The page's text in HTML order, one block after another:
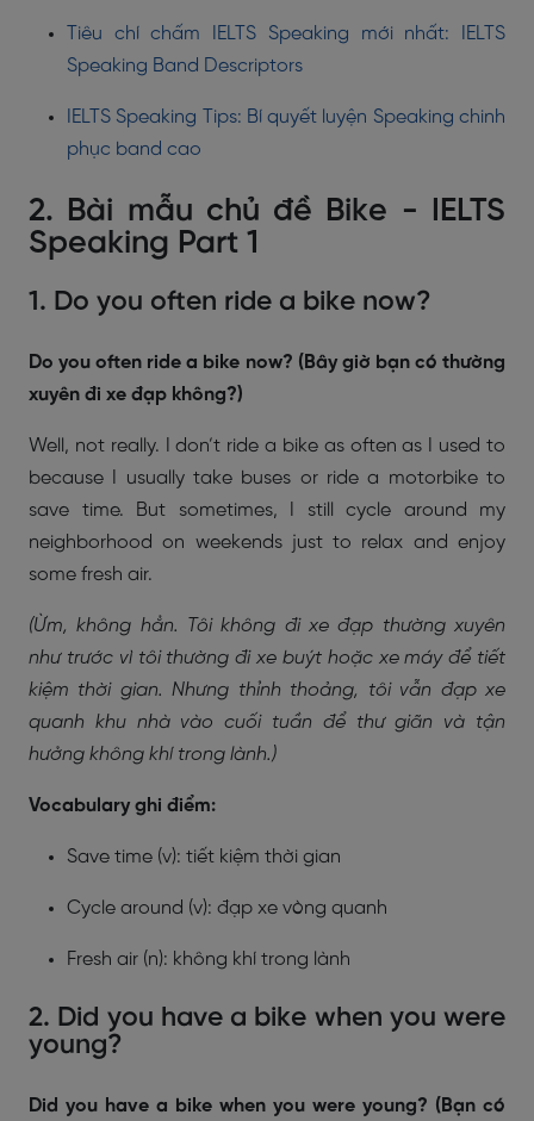
Tiêu chí chấm IELTS Speaking mới nhất: IELTS
Speaking Band Descriptors
IELTS Speaking Tips: Bí quyết luyện Speaking chinh
phục band cao
2. Bài mẫu chủ đề Bike - IELTS
Speaking Part 1
1. Do you often ride a bike now?
Do you often ride a bike now? (Bây giờ bạn có thường
xuyên đi xe đạp không?)
Well, not really. I don’t ride a bike as often as I used to
because I usually take buses or ride a motorbike to
save time. But sometimes, I still cycle around my
neighborhood on weekends just to relax and enjoy
some fresh air.
(Ừm, không hẳn. Tôi không đi xe đạp thường xuyên
như trước vì tôi thường đi xe buýt hoặc xe máy để tiết
kiệm thời gian. Nhưng thỉnh thoảng, tôi vẫn đạp xe
quanh khu nhà vào cuối tuần để thư giãn và tận
hưởng không khí trong lành.)
Vocabulary ghi điểm:
Save time (v): tiết kiệm thời gian
Cycle around (v): đạp xe vòng quanh
Fresh air (n): không khí trong lành
2. Did you have a bike when you were
young?
Did you have a bike when you were young? (Bạn có